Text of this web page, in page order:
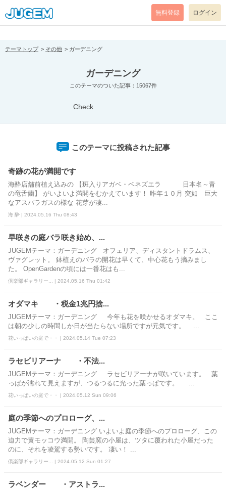
[pear_error: message="Success" code=0 mode=return level=notice
prefix="" info=""]
無料登録 ログイン
テーマトップ その他 ガーデニング
ガーデニング
このテーマのついた記事：15067件
Check
このテーマに投稿された記事
奇跡の花が満開です
海酔店舗前植え込みの 【斑入りアガベ・ベネズエラ 日本名～青
の竜舌蘭】 がいよいよ満開をむかえています！ 昨年１０月 突如 巨大
なアスパラガスの様な 花芽が凄...
海 酔 | 2024.05.16 Thu 08:43
早咲きの庭バラ咲き始め、...
JUGEMテーマ：ガーデニング オフェリア、ディスタントドラムス、
ヴァグレット。 鉢植えのバラの開花は早くて、中心花もう摘みまし
た。 OpenGardenの頃には一番花はも...
倶楽部ギャラリー... | 2024.05.16 Thu 01:42
オダマキ ・税金1兆円捨...
JUGEMテーマ：ガーデニング 今年も花を咲かせるオダマキ。 ここ
は朝の少しの時間しか日が当たらない場所ですが元気です。 ...
花いっぱいの庭で・・ | 2024.05.14 Tue 07:23
ラセビリアーナ ・不法...
JUGEMテーマ：ガーデニング ラセビリアーナが咲いています。 葉
っぱが濡れて見えますが、つるつるに光った葉っぱです。 ...
花いっぱいの庭で・・ | 2024.05.12 Sun 09:06
庭の季節へのプロローグ、...
JUGEMテーマ：ガーデニング いよいよ庭の季節へのプロローグ、この
迫力で黄モッコウ満開。 陶芸窯の小屋は、ツタに覆われた小屋だった
のに、それを凌駕する勢いです。 凄い！ ...
倶楽部ギャラリー... | 2024.05.12 Sun 01:27
ラベンダー ・アストラ...